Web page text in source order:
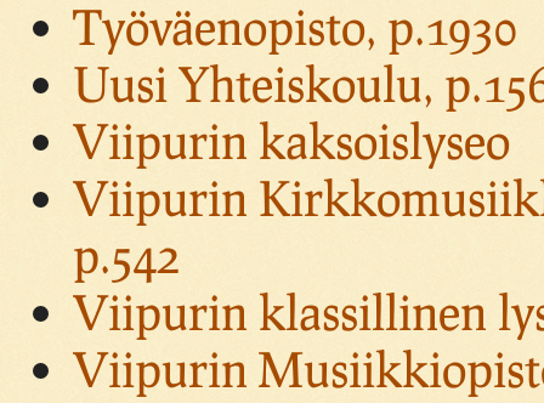
Työväenopisto, p.1930
Uusi Yhteiskoulu,
Viipurin kaksoislyseo
Viipurin
p.542
Viipurin klassillinen
Viipurin